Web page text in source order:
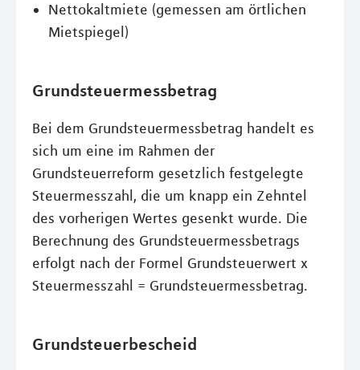
Nettokaltmiete (gemessen am örtlichen
Mietspiegel)
Grundsteuermessbetrag
Bei dem Grundsteuermessbetrag handelt es
sich um eine im Rahmen der
Grundsteuerreform gesetzlich festgelegte
Steuermesszahl, die um knapp ein Zehntel
des vorherigen Wertes gesenkt wurde. Die
Berechnung des Grundsteuermessbetrags
erfolgt nach der Formel Grundsteuerwert x
Steuermesszahl = Grundsteuermessbetrag.
Grundsteuerbescheid